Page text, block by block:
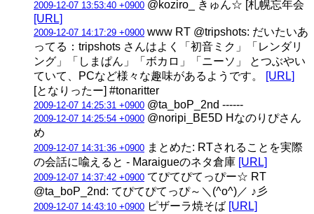
2009-12-07 13:53:40 +0900 @koziro_ きゅん☆ [札幌忘年会
[URL]
2009-12-07 14:17:29 +0900 www RT @tripshots: だいたいあ
ってる：tripshots さんはよく「初音ミク」「レンダリ
ング」「しまぱん」「ボカロ」「ニーソ」 とつぶやい
ていて、PCなど様々な趣味があるようです。
[URL]
[となりったー] #tonaritter
2009-12-07 14:25:31 +0900 @ta_boP_2nd ------
2009-12-07 14:25:54 +0900 @noripi_BE5D Hなのりぴさん
め
2009-12-07 14:31:36 +0900 まとめた: RTされることを実際
の会話に喩えると - Maraigueのネタ倉庫 [URL]
2009-12-07 14:37:42 +0900 てぴてぴてっぴー☆ RT
@ta_boP_2nd: てぴてぴてっぴ～＼(^o^)／ ♪彡
2009-12-07 14:43:10 +0900 ピザーラ焼そば [URL]